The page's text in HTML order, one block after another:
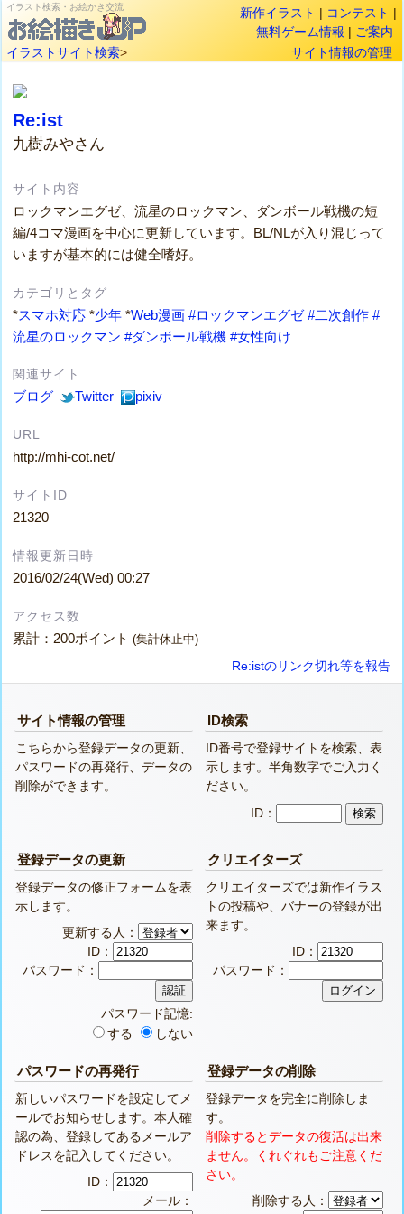
イラスト検索・お絵かき交流 新作イラスト | コンテスト |
無料ゲーム情報 | ご案内
イラストサイト検索> サイト情報の管理
Re:ist
九樹みやさん
サイト内容
ロックマンエグゼ、流星のロックマン、ダンボール戦機の短
編/4コマ漫画を中心に更新しています。BL/NLが入り混じって
いますが基本的には健全嗜好。
カテゴリとタグ
*スマホ対応 *少年 *Web漫画 #ロックマンエグゼ #二次創作 #
流星のロックマン #ダンボール戦機 #女性向け
関連サイト
ブログ Twitter pixiv
URL
http://mhi-cot.net/
サイトID
21320
情報更新日時
2016/02/24(Wed) 00:27
アクセス数
累計：200ポイント(集計休止中)
Re:istのリンク切れ等を報告
サイト情報の管理
こちらから登録データの更新、
パスワードの再発行、データの
削除ができます。
ID検索
ID番号で登録サイトを検索、表
示します。半角数字でご入力く
ださい。
ID：
登録データの更新
登録データの修正フォームを表
示します。
更新する人：
ID：
パスワード：
パスワード記憶:
する
しない
クリエイターズ
クリエイターズでは新作イラス
トの投稿や、バナーの登録が出
来ます。
ID：
パスワード：
パスワードの再発行
新しいパスワードを設定してメ
ールでお知らせします。本人確
認の為、登録してあるメールア
ドレスを記入してください。
ID：
メール：
登録データの削除
登録データを完全に削除しま
す。
削除するとデータの復活は出来
ません。くれぐれもご注意くだ
さい。
削除する人：